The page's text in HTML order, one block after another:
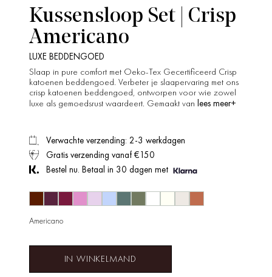
Kussensloop Set | Crisp
Americano
LUXE BEDDENGOED
Slaap in pure comfort met Oeko-Tex Gecertificeerd Crisp
katoenen beddengoed. Verbeter je slaapervaring met ons
crisp katoenen beddengoed, ontworpen voor wie zowel
luxe als gemoedsrust waardeert. Gemaakt van lees meer+
Verwachte verzending: 2-3 werkdagen
Gratis verzending vanaf €150
Bestel nu. Betaal in 30 dagen met
Americano
IN WINKELMAND